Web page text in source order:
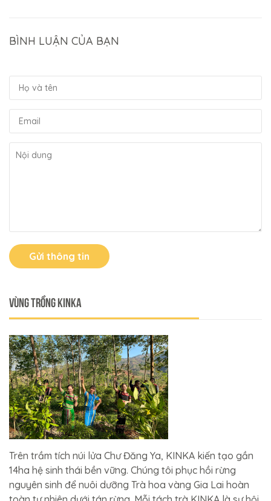
BÌNH LUẬN CỦA BẠN
Gửi thông tin
VÙNG TRỒNG KINKA
Trên trầm tích núi lửa Chư Đăng Ya, KINKA kiến tạo gần
14ha hệ sinh thái bền vững. Chúng tôi phục hồi rừng
nguyên sinh để nuôi dưỡng Trà hoa vàng Gia Lai hoàn